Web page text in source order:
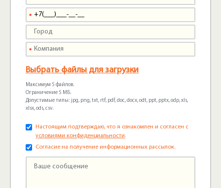
Выбрать файлы для загрузки
Максимум 5 файлов.
Ограничение 5 МБ.
Допустимые типы: jpg, png, txt, rtf, pdf, doc, docx, odt, ppt, pptx, odp, xls,
xlsx, ods, csv.
Настоящим подтверждаю, что я ознакомлен и согласен с
условиями конфиденциальности.
Согласие на получение информационных рассылок.